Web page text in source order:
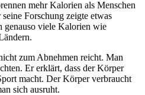
mehr Kalorien als Menschen
Forschung zeigte etwas
genauso viele Kalorien wie
zum Abnehmen reicht. Man
Er erklärt, dass der Körper
macht. Der Körper verbraucht
sich ausruht.